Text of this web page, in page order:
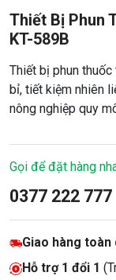
Thiết Bị Phun
KT-589B
Thiết bị phun
bỉ, tiết kiệm nhiên
nông nghiệp quy
Gọi để đặt hàng
0377 222 777
Giao hàng toàn
Hỗ trợ 1 đổi 1